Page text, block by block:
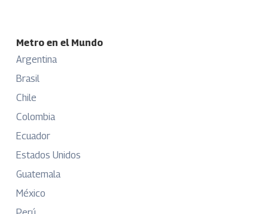
Metro en el Mundo
Argentina
Brasil
Chile
Colombia
Ecuador
Estados Unidos
Guatemala
México